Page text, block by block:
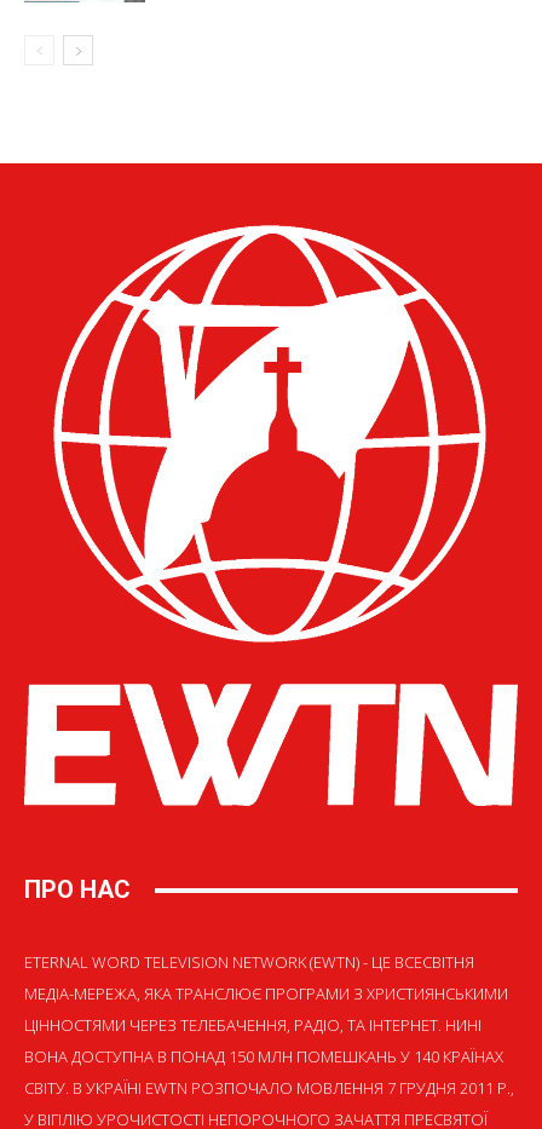
ПРО НАС
ETERNAL WORD TELEVISION NETWORK (EWTN) - ЦЕ ВСЕСВІТНЯ
МЕДІА-МЕРЕЖА, ЯКА ТРАНСЛЮЄ ПРОГРАМИ З ХРИСТИЯНСЬКИМИ
ЦІННОСТЯМИ ЧЕРЕЗ ТЕЛЕБАЧЕННЯ, РАДІО, ТА ІНТЕРНЕТ. НИНІ
ВОНА ДОСТУПНА В ПОНАД 150 МЛН ПОМЕШКАНЬ У 140 КРАЇНАХ
СВІТУ. В УКРАЇНІ EWTN РОЗПОЧАЛО МОВЛЕННЯ 7 ГРУДНЯ 2011 Р.,
У ВІГІЛІЮ УРОЧИСТОСТІ НЕПОРОЧНОГО ЗАЧАТТЯ ПРЕСВЯТОЇ